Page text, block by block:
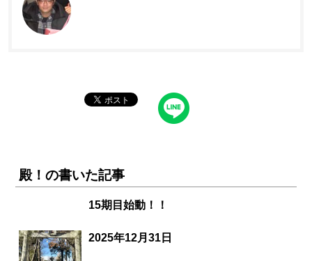
殿！の書いた記事
15期目始動！！
2025年12月31日